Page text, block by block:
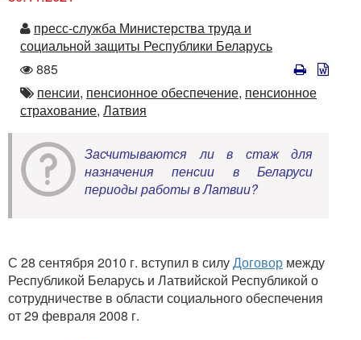
Автор
пресс-служба Министерства труда и
социальной защиты Республики Беларусь
Количество
просмотров
885
Автор
пенсии, пенсионное обеспечение, пенсионное
страхование, Латвия
Засчитываются ли в стаж для
назначения пенсии в Беларуси
периоды работы в Латвии?
С 28 сентября 2010 г. вступил в силуДоговор между
Республикой Беларусь и Латвийской Республикой о
сотрудничестве в области социального обеспечения
от 29 февраля 2008 г.